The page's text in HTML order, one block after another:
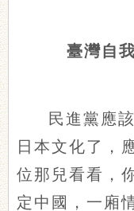
臺灣自
民進黨應
日本文化了，
位那兒看看，
定中國，一廂